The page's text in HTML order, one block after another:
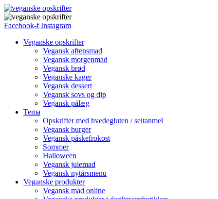
Facebook-f Instagram
Veganske opskrifter
Vegansk aftensmad
Vegansk morgenmad
Vegansk brød
Veganske kager
Vegansk dessert
Vegansk sovs og dip
Vegansk pålæg
Tema
Opskrifter med hvedegluten / seitanmel
Vegansk burger
Vegansk påskefrokost
Sommer
Halloween
Vegansk julemad
Vegansk nytårsmenu
Veganske produkter
Vegansk mad online